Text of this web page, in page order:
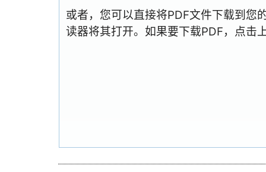
或者，您可以直接将PDF文件下载到您
读器将其打开。如果要下载PDF，点击